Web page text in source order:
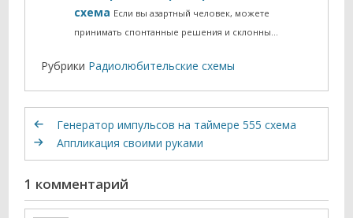
схема Если вы азартный человек, можете
принимать спонтанные решения и склонны…
Рубрики Радиолюбительские схемы
Генератор импульсов на таймере 555 схема
Аппликация своими руками
1 комментарий